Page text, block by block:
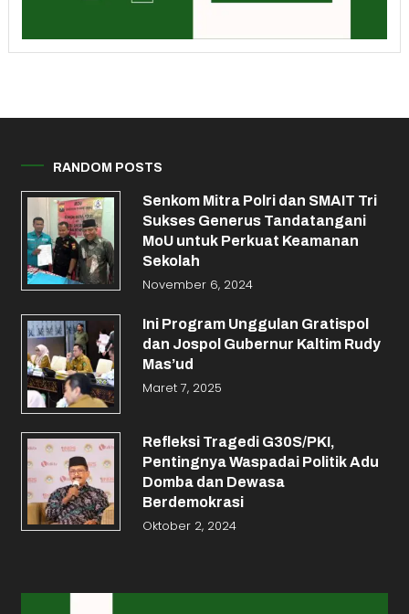
RANDOM POSTS
Senkom Mitra Polri dan SMAIT Tri
Sukses Generus Tandatangani
MoU untuk Perkuat Keamanan
Sekolah
November 6, 2024
Ini Program Unggulan Gratispol
dan Jospol Gubernur Kaltim Rudy
Mas’ud
Maret 7, 2025
Refleksi Tragedi G30S/PKI,
Pentingnya Waspadai Politik Adu
Domba dan Dewasa
Berdemokrasi
Oktober 2, 2024